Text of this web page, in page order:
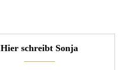
Hier schreibt Sonja